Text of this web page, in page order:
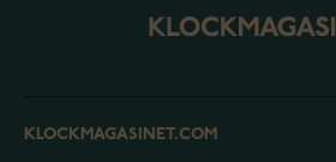
KLOCKMAGASINET.COM